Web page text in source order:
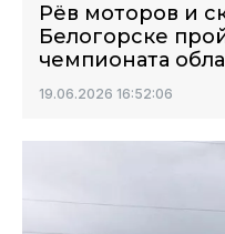
Рёв моторов и
Белогорске
чемпионата
19.06.2026 16:52:06